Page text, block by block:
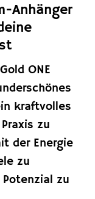
Anhänger
ONE
kraftvolles
zu
der Energie
zu
zu